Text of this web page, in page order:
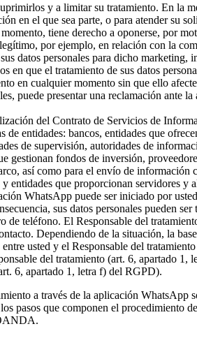
y a limitar su tratamiento. En la
en el que sea parte, o para atender su
tiene derecho a oponerse, por
por ejemplo, en relación con la
datos personales para dicho
en que el tratamiento de sus datos
en cualquier momento sin que ello
puede presentar una reclamación
del Contrato de Servicios de
de entidades: bancos, entidades que
de supervisión, autoridades de
gestionan fondos de inversión,
así como para el envío de
entidades que proporcionan servidores y
WhatsApp puede ser iniciado por
sus datos personales pueden
teléfono. El Responsable del
Dependiendo de la situación, la
usted y el Responsable del
del tratamiento (art. 6, apartado
6, apartado 1, letra f) del RGPD).
a través de la aplicación WhatsApp
pasos que componen el procedimiento